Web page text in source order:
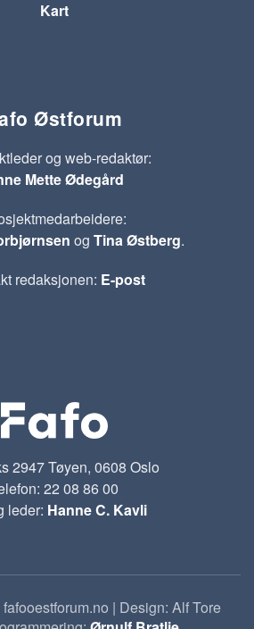
Kart
Østforum
og web-redaktør:
Mette Ødegård
og Tina Østberg.
redaksjonen: E-post
2947 Tøyen, 0608 Oslo
22 08 86 00
leder: Hanne C. Kavli
| Design: Alf Tore